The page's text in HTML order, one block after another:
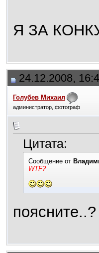
Я ЗА
24.12.2008,
Голубев Михаил
администратор, фотограф
Цитата:
Сообщение от
WTF?
поясните..?